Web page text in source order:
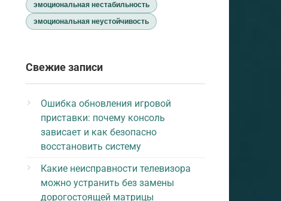
эмоциональная нестабильность
эмоциональная неустойчивость
Свежие записи
Ошибка обновления игровой
приставки: почему консоль
зависает и как безопасно
восстановить систему
Какие неисправности телевизора
можно устранить без замены
дорогостоящей матрицы